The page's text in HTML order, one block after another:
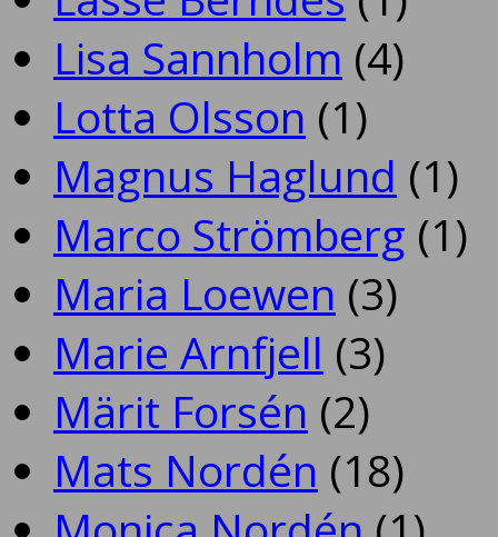
Lisa Sannholm (4)
Lotta Olsson (1)
Magnus Haglund (1)
Marco Strömberg (1)
Maria Loewen (3)
Marie Arnfjell (3)
Märit Forsén (2)
Mats Nordén (18)